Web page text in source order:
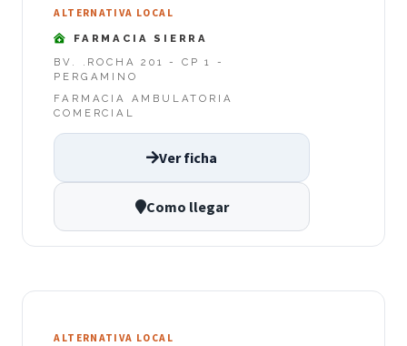
ALTERNATIVA LOCAL
FARMACIA SIERRA
BV. .ROCHA 201 - CP 1 -
PERGAMINO
FARMACIA AMBULATORIA
COMERCIAL
Ver ficha
Como llegar
ALTERNATIVA LOCAL